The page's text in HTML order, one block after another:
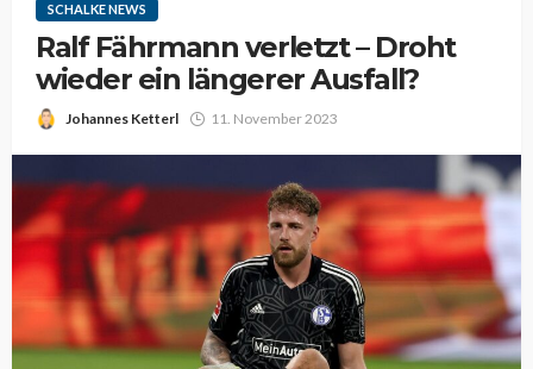
SCHALKE NEWS
Ralf Fährmann verletzt – Droht
wieder ein längerer Ausfall?
Johannes Ketterl 11. November 2023